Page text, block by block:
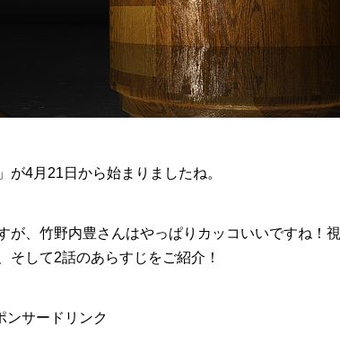
が4月21日から始まりましたね。
が、竹野内豊さんはやっぱりカッコいいですね！
そして2話のあらすじをご紹介！
ンサードリンク